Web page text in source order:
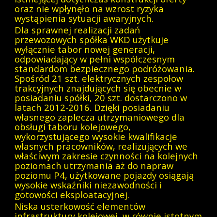
oraz nie wpłynęło na wzrost ryzyka
wystąpienia sytuacji awaryjnych.
Dla sprawnej realizacji zadań
przewozowych spółka WKD użytkuje
wyłącznie tabor nowej generacji,
odpowiadający w pełni współczesnym
standardom bezpiecznego podróżowania.
Spośród 21 szt. elektrycznych zespołow
trakcyjnych znajdujących się obecnie w
posiadaniu spółki, 20 szt. dostarczono w
latach 2012-2016. Dzięki posiadaniu
własnego zaplecza utrzymaniowego dla
obsługi taboru kolejowego,
wykorzystującego wysokie kwalifikacje
własnych pracowników, realizujących we
właściwym zakresie czynności na kolejnych
poziomach utrzymania aż do napraw
poziomu P4, użytkowane pojazdy osiągają
wysokie wskaźniki niezawodności i
gotowości eksploatacyjnej.
Niska usterkowość elementów